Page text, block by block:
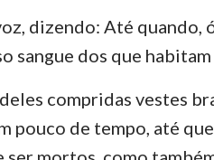
dizendo: Até quando,
sangue dos que
compridas vestes
pouco de tempo, até